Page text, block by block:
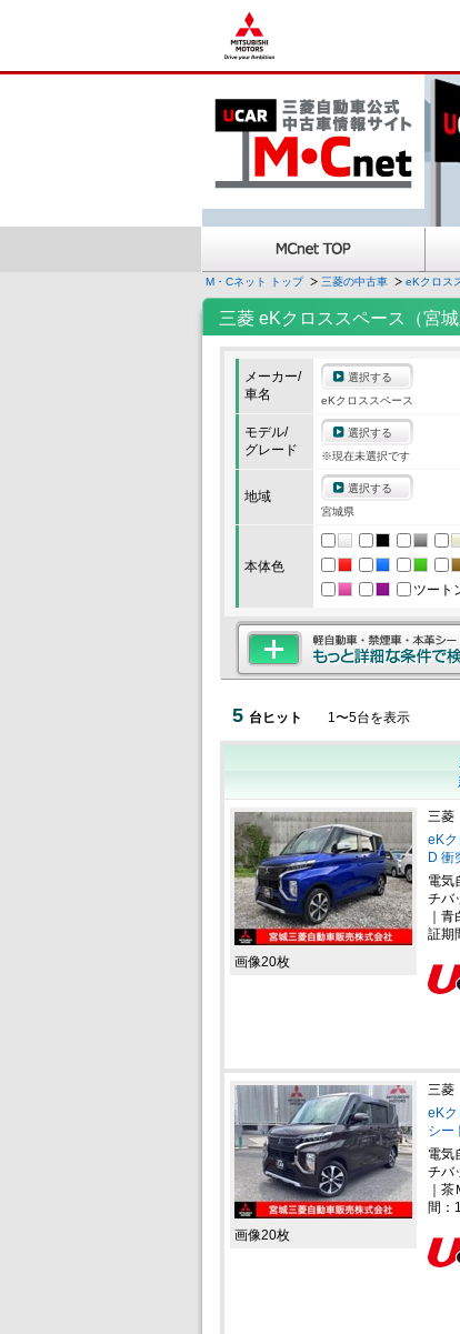
M・Cネット トップ 三菱の中古車 eKクロス
三菱 eKクロススペース（宮
メーカー/
車名
選択する
eKクロススペース
モデル/
グレード
選択する
※現在未選択です
地域
選択する
宮城県
本体色
ツート
5 台ヒット 1〜5台を表示
画像20枚
三菱
eK
D 衝
電気
チバ
｜
証期
画像20枚
三菱
eK
シー
電気
チバ
｜茶
間：